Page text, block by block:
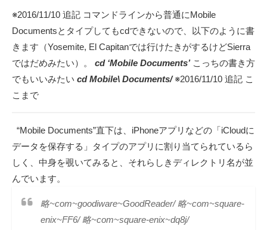
※2016/11/10 追記 コマンドラインから普通にMobile
Documentsとタイプしてもcdできないので、以下のように書
きます（Yosemite, El Capitanでは行けたきがするけどSierra
ではだめみたい）。 cd ‘Mobile Documents’こっちの書き方
でもいいみたい cd Mobile\ Documents/※2016/11/10 追記 こ
こまで
“Mobile Documents”直下は、iPhoneアプリなどの「iCloudに
データを保存する」タイプのアプリに割り当てられているら
しく、中身を覗いてみると、それらしきディレクトリ名が並
んでいます。
略~com~goodiware~GoodReader/ 略~com~square-
enix~FF6/ 略~com~square-enix~dq8j/